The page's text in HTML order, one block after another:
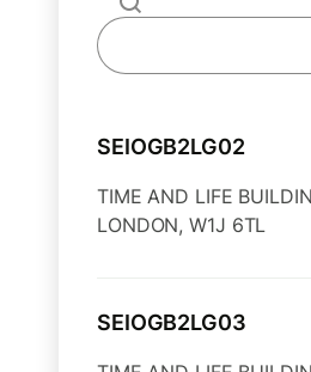
SEIOGB2LG02
TIME AND LIFE
LONDON, W1J 6TL
SEIOGB2LG03